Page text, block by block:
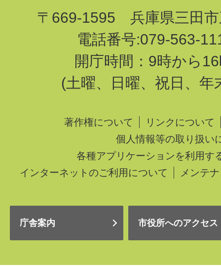
〒669-1595 兵庫県三田市
電話番号:079-563-
開庁時間：9時から
(土曜、日曜、祝日、年
著作権について
リンクについて
個人情報等の取り扱い
各種アプリケーションを利用す
インターネットのご利用について
メンテ
庁舎案内 市役所へのアクセス